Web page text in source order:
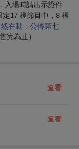
入場時請出示證件
定17 檔節目中，8 檔
然在動：公轉第七
完為止）
查看
查看